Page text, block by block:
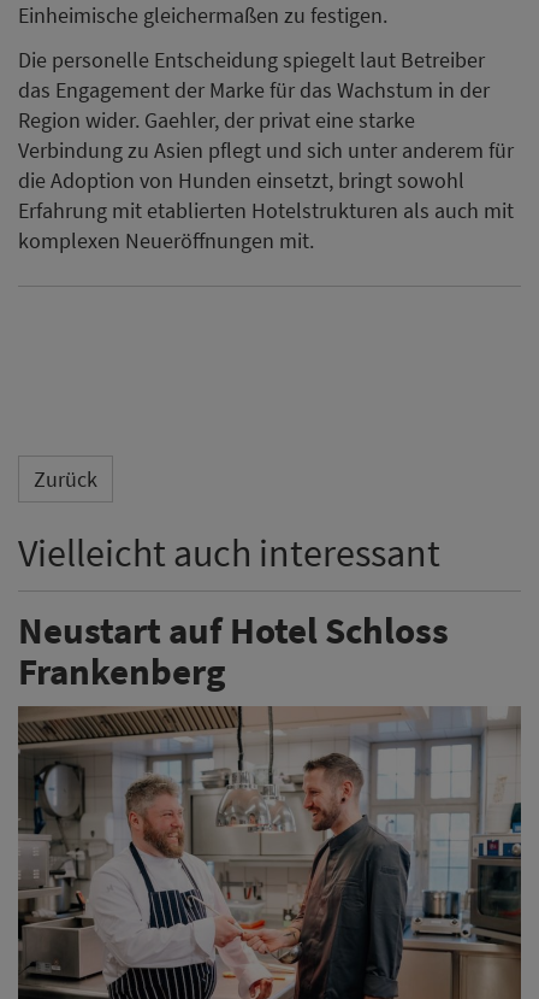
Einheimische gleichermaßen zu festigen.
Die personelle Entscheidung spiegelt laut Betreiber
das Engagement der Marke für das Wachstum in der
Region wider. Gaehler, der privat eine starke
Verbindung zu Asien pflegt und sich unter anderem für
die Adoption von Hunden einsetzt, bringt sowohl
Erfahrung mit etablierten Hotelstrukturen als auch mit
komplexen Neueröffnungen mit.
Zurück
Vielleicht auch interessant
Neustart auf Hotel Schloss
Frankenberg